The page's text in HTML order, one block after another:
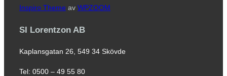
Inspiro Theme av WPZOOM
SI Lorentzon AB
Kaplansgatan 26, 549 34 Skövde
Tel: 0500 – 49 55 80